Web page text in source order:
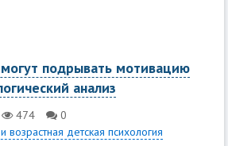
подрывать мотивацию
анализ
474
0
возрастная детская психология